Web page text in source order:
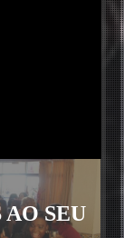
SEU